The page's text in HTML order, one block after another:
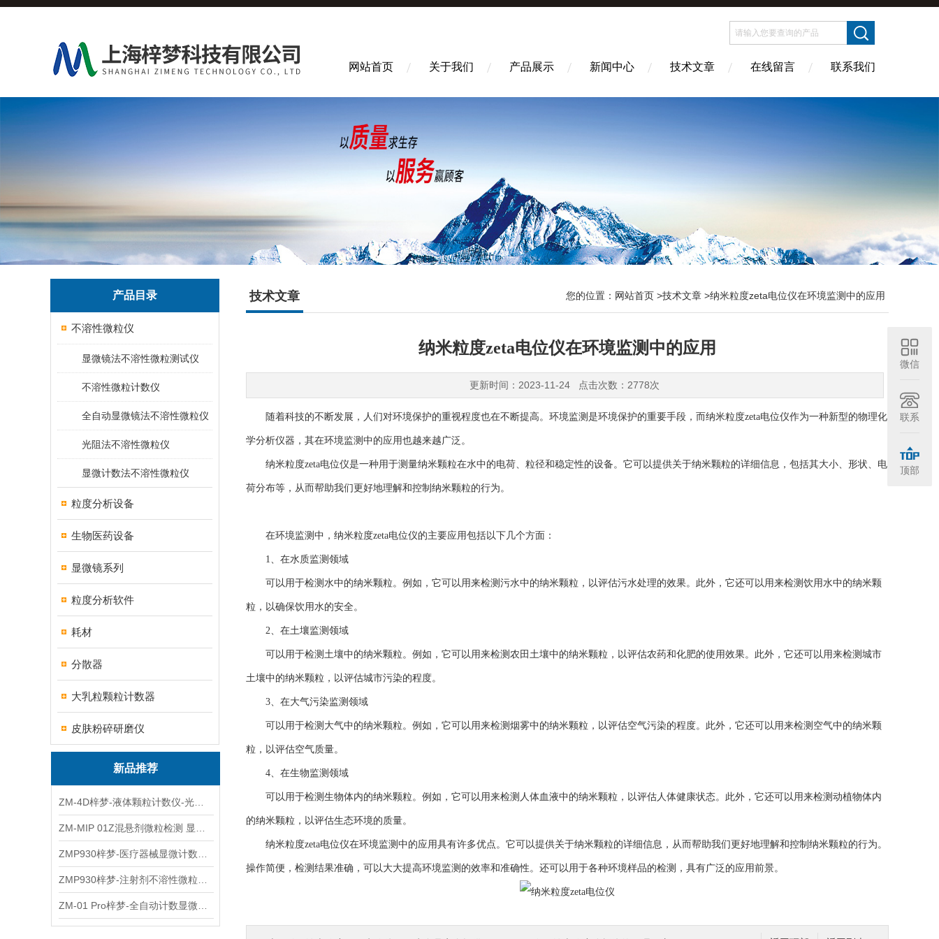
网站首页 关于我们 产品展示 新闻中心 技术文章 在线留言 联系我们
产品目录
不溶性微粒仪
显微镜法不溶性微粒测试仪
不溶性微粒计数仪
全自动显微镜法不溶性微粒仪
光阻法不溶性微粒仪
显微计数法不溶性微粒仪
粒度分析设备
生物医药设备
显微镜系列
粒度分析软件
耗材
分散器
大乳粒颗粒计数器
皮肤粉碎研磨仪
新品推荐
技术文章 您的位置： 网站首页 >技术文章 >纳米粒度zeta电位仪在环境监测中的应用
纳米粒度zeta电位仪在环境监测中的应用
更新时间：2023-11-24 点击次数：2778次
随着科技的不断发展，人们对环境保护的重视程度也在不断提高。环境监测是环境保护的重要手段，而纳米粒度zeta电位仪作为一种新型的物理化
学分析仪器，其在环境监测中的应用也越来越广泛。
纳米粒度zeta电位仪是一种用于测量纳米颗粒在水中的电荷、粒径和稳定性的设备。它可以提供关于纳米颗粒的详细信息，包括其大小、形状、电
荷分布等，从而帮助我们更好地理解和控制纳米颗粒的行为。
在环境监测中，纳米粒度zeta电位仪的主要应用包括以下几个方面：
1、在水质监测领域
可以用于检测水中的纳米颗粒。例如，它可以用来检测污水中的纳米颗粒，以评估污水处理的效果。此外，它还可以用来检测饮用水中的纳米颗
粒，以确保饮用水的安全。
2、在土壤监测领域
可以用于检测土壤中的纳米颗粒。例如，它可以用来检测农田土壤中的纳米颗粒，以评估农药和化肥的使用效果。此外，它还可以用来检测城市
土壤中的纳米颗粒，以评估城市污染的程度。
3、在大气污染监测领域
可以用于检测大气中的纳米颗粒。例如，它可以用来检测烟雾中的纳米颗粒，以评估空气污染的程度。此外，它还可以用来检测空气中的纳米颗
粒，以评估空气质量。
4、在生物监测领域
可以用于检测生物体内的纳米颗粒。例如，它可以用来检测人体血液中的纳米颗粒，以评估人体健康状态。此外，它还可以用来检测动植物体内
的纳米颗粒，以评估生态环境的质量。
纳米粒度zeta电位仪在环境监测中的应用具有许多优点。它可以提供关于纳米颗粒的详细信息，从而帮助我们更好地理解和控制纳米颗粒的行为。
操作简便，检测结果准确，可以大大提高环境监测的效率和准确性。还可以用于各种环境样品的检测，具有广泛的应用前景。
微信
联系
顶部